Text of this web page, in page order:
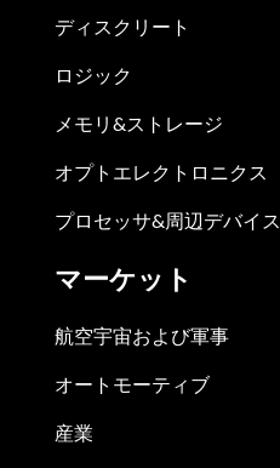
ディスクリート
ロジック
メモリ&ストレージ
オプトエレクトロニクス
プロセッサ&周辺デバイス
マーケット
航空宇宙および軍事
オートモーティブ
産業